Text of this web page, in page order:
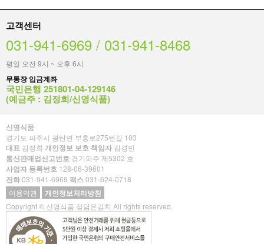
고객센터
031-941-6969 / 031-941-8468
평일 오전 9시 ~ 오후 6시
무통장 입금계좌
국민은행 251801-04-129146
(예금주 : 김정희/신영식품)
신영식품
경기도 파주시 광탄면 부흥로275번길 103
대표 김정희 개인정보 보호 책임자 김경민
통신판매업신고번호 경기파주 제5302 호
사업자 등록번호 128-06-39601
전화031-941-6969 팩스031-624-0718
이용약관
개인정보처리방침
Copyright © 신영식품 정담은김치 All rights reserved.